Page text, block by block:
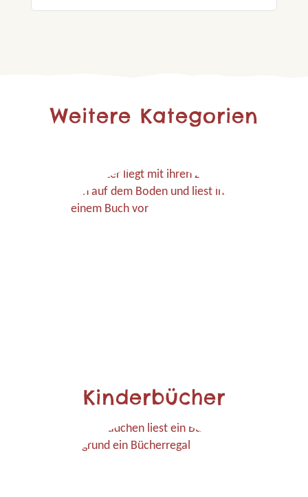
Weitere Kategorien
Kinderbücher